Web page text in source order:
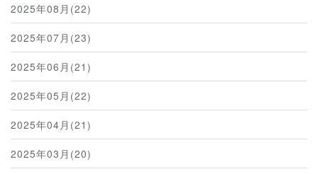
2025年08月(22)
2025年07月(23)
2025年06月(21)
2025年05月(22)
2025年04月(21)
2025年03月(20)